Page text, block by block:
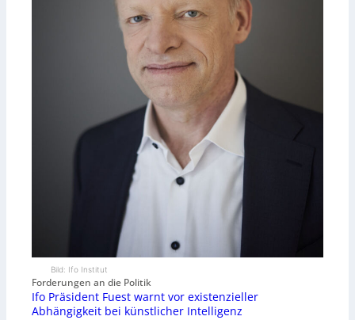
Bild: Ifo Institut
Forderungen an die Politik
Ifo Präsident Fuest warnt vor existenzieller
Abhängigkeit bei künstlicher Intelligenz